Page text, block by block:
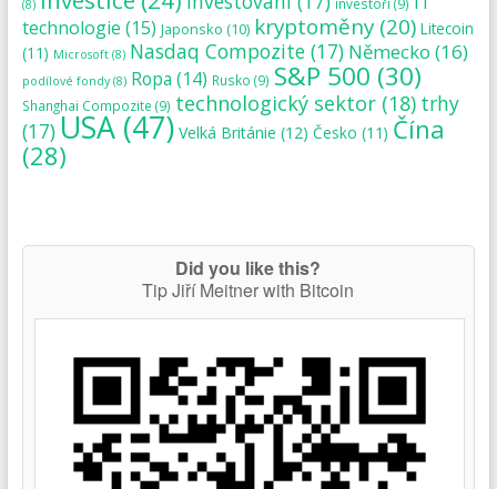
(8)
technologie (15) Japonsko (10) kryptoměny(20) Litecoin
(11) Microsoft(8) Nasdaq Compozite(17) Německo (16)
podílové fondy(8) Ropa (14) Rusko (9) S&P 500 (30)
Shanghai Compozite (9) technologický sektor(18) trhy
(17)USA(47) Velká Británie (12) Česko (11) Čína
(28)
Did you like this?
Tip Jiří Meitner with Bitcoin